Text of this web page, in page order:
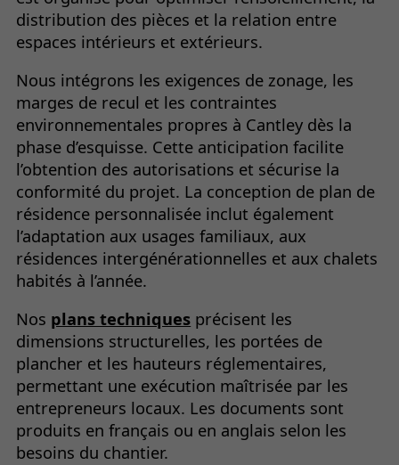
distribution des pièces et la relation entre
espaces intérieurs et extérieurs.
Nous intégrons les exigences de zonage, les
marges de recul et les contraintes
environnementales propres à Cantley dès la
phase d’esquisse. Cette anticipation facilite
l’obtention des autorisations et sécurise la
conformité du projet. La conception de plan de
résidence personnalisée inclut également
l’adaptation aux usages familiaux, aux
résidences intergénérationnelles et aux chalets
habités à l’année.
Nos plans techniques précisent les
dimensions structurelles, les portées de
plancher et les hauteurs réglementaires,
permettant une exécution maîtrisée par les
entrepreneurs locaux. Les documents sont
produits en français ou en anglais selon les
besoins du chantier.